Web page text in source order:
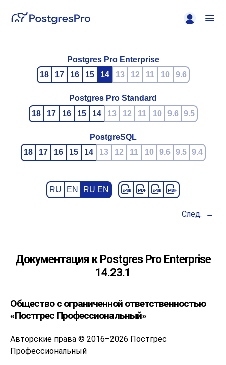
Postgres Pro Enterprise
18
17 16 15 14 13 12 11 10 9.6
Postgres Pro Standard
18
17 16 15 14 13 12 11 10 9.6 9.5
PostgreSQL
18
17 16 15 14 13 12 11 10 9.6 9.5 9.4
RU EN RU EN
След.
Документация к Postgres Pro Enterprise
14.23.1
Общество с ограниченной ответственностью
«Постгрес Профессиональный»
Авторские права © 2016–2026 Постгрес
Профессиональный